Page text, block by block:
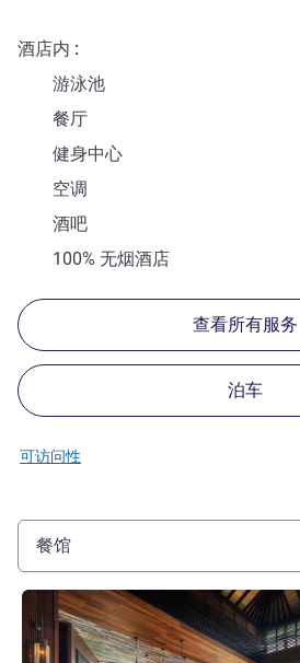
酒店内
游泳池
餐厅
健身中心
空调
酒吧
100% 无烟酒店
查看所有服务
泊车
可访问性
餐馆
请参阅详情